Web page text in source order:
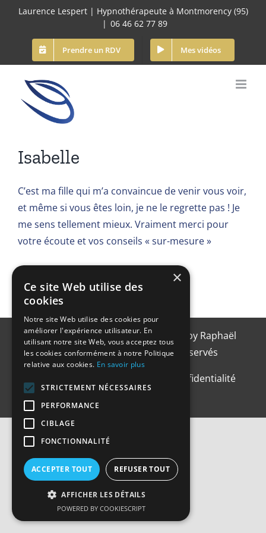
Passer
contenu
Laurence Lespert | Hypnothérapeute à Montmorency (95)
| 06 46 62 77 89
Prendre un RDV Mes vidéos
Isabelle
C’est ma fille qui m’a convaincue de venir vous voir,
et même si vous êtes loin, je ne le regrette pas ! Je
me sens tellement mieux. Vraiment merci pour
votre écoute et vos conseils « sur-mesure »
Copyright 2021 | Designed with by Raphaël
Henry-Navarro| Tous droits réservés
Politique de confidentialité
×
Ce site Web utilise des
cookies
Notre site Web utilise des cookies pour
améliorer l'expérience utilisateur. En
utilisant notre site Web, vous acceptez tous
les cookies conformément à notre Politique
relative aux cookies. En savoir plus
STRICTEMENT NÉCESSAIRES
PERFORMANCE
CIBLAGE
FONCTIONNALITÉ
ACCEPTER TOUT REFUSER TOUT
AFFICHER LES DÉTAILS
POWERED BY COOKIESCRIPT